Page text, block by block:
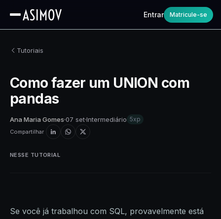
Entrar Matricule-se
Tutoriais
Como fazer um UNION com
pandas
Ana Maria Gomes 07 setIntermediário 5xp
Compartilhar
Se você já trabalhou com SQL, provavelmente está
NESSE TUTORIAL